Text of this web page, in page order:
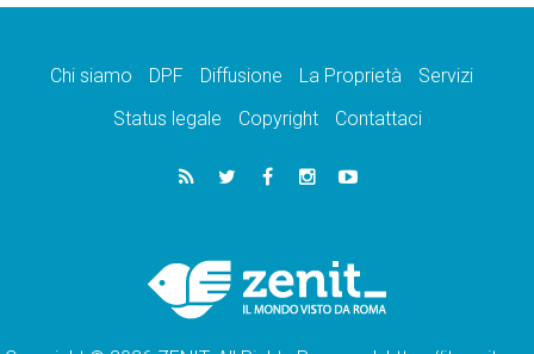
Chi siamo DPF Diffusione La Proprietà
Servizi
Status legale
Copyright Contattaci